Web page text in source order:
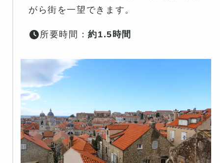
がら街を一望できます。
所要時間：約1.5時間